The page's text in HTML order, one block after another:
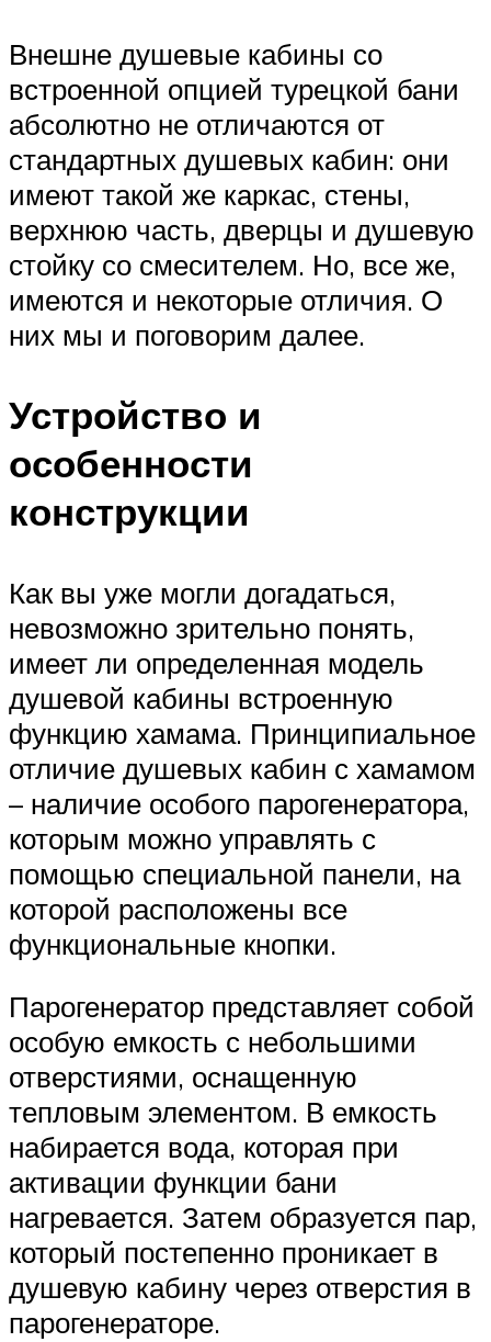
Внешне душевые кабины со
встроенной опцией турецкой бани
абсолютно не отличаются от
стандартных душевых кабин: они
имеют такой же каркас, стены,
верхнюю часть, дверцы и душевую
стойку со смесителем. Но, все же,
имеются и некоторые отличия. О
них мы и поговорим далее.
Устройство и
особенности
конструкции
Как вы уже могли догадаться,
невозможно зрительно понять,
имеет ли определенная модель
душевой кабины встроенную
функцию хамама. Принципиальное
отличие душевых кабин с хамамом
– наличие особого парогенератора,
которым можно управлять с
помощью специальной панели, на
которой расположены все
функциональные кнопки.
Парогенератор представляет собой
особую емкость с небольшими
отверстиями, оснащенную
тепловым элементом. В емкость
набирается вода, которая при
активации функции бани
нагревается. Затем образуется пар,
который постепенно проникает в
душевую кабину через отверстия в
парогенераторе.